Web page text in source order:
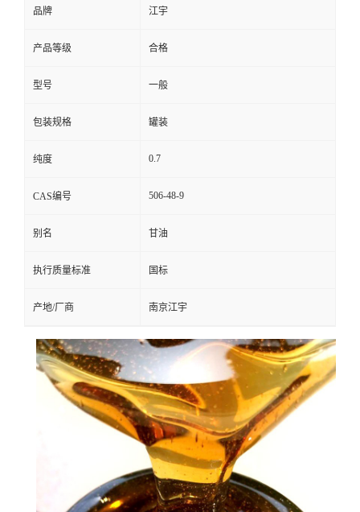
品牌 江宇
产品等级 合格
型号 一般
包装规格 罐装
纯度 0.7
CAS编号 506-48-9
别名 甘油
执行质量标准 国标
产地/厂商 南京江宇